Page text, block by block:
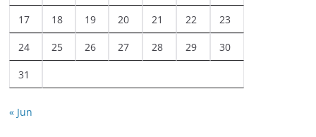
17 18 19 20 21 22 23
24 25 26 27 28 29 30
31
« Jun